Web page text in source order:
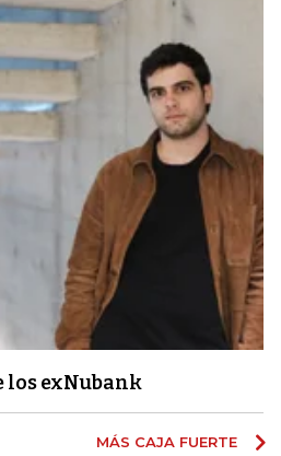
los exNubank
MÁS CAJA FUERTE